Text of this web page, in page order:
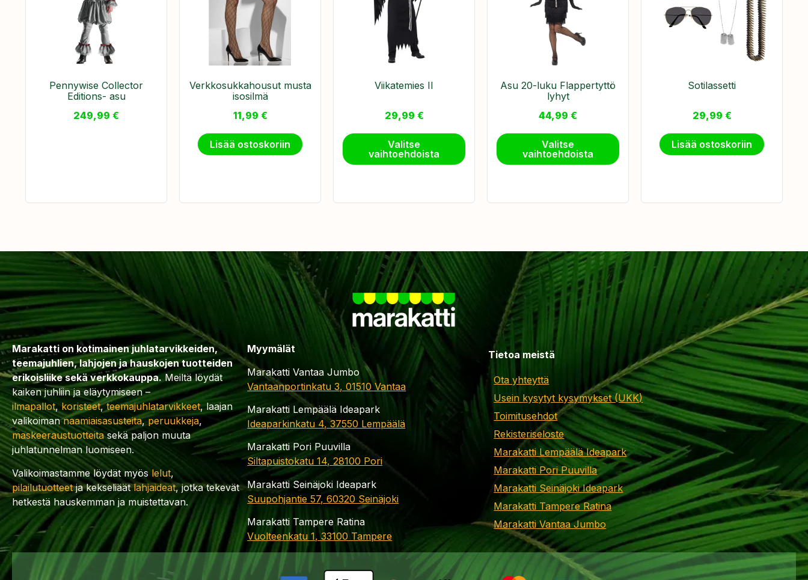
Pennywise Collector
Editions- asu
249,99 €
Verkkosukkahousut musta
isosilmä
11,99 €
Lisää ostoskoriin
Viikatemies II
29,99 €
Valitse
vaihtoehdoista
Asu 20-luku Flappertyttö
lyhyt
44,99 €
Valitse
vaihtoehdoista
Sotilassetti
29,99 €
Lisää ostoskoriin
Marakatti on kotimainen juhlatarvikkeiden,
teemajuhlien, lahjojen ja hauskojen tuotteiden
erikoisliike sekä verkkokauppa.Meiltä löydät
kaiken juhliin ja eläytymiseen –
ilmapallot,koristeet,teemajuhlatarvikkeet, laajan
valikoimannaamiaisasusteita,peruukkeja,
maskeeraustuotteitasekä paljon muuta
juhlatunnelman luomiseen.
Valikoimastamme löydät myöslelut,
pilailutuotteetja kekseliäätlahjaideat, jotka tekevät
hetkestä hauskemman ja muistettavan.
Myymälät
Marakatti Vantaa Jumbo
Vantaanportinkatu 3, 01510 Vantaa
Marakatti Lempäälä Ideapark
Ideaparkinkatu 4, 37550 Lempäälä
Marakatti Pori Puuvilla
Siltapuistokatu 14, 28100 Pori
Marakatti Seinäjoki Ideapark
Suupohjantie 57, 60320 Seinäjoki
Marakatti Tampere Ratina
Vuolteenkatu 1, 33100 Tampere
Tietoa meistä
Ota yhteyttä
Usein kysytyt kysymykset (UKK)
Toimitusehdot
Rekisteriseloste
Marakatti Lempäälä Ideapark
Marakatti Pori Puuvilla
Marakatti Seinäjoki Ideapark
Marakatti Tampere Ratina
Marakatti Vantaa Jumbo